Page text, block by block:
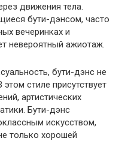
движения тела.
бути-дэнсом, часто
вечеринках и
невероятный ажиотаж.
бути-дэнс не
стиле присутствует
артистических
Бути-дэнс
искусством,
только хорошей